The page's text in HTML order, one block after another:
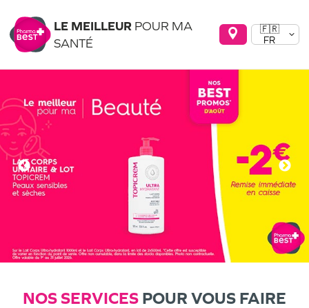
LE MEILLEUR POUR MA
SANTÉ
🇫🇷
FR
NOS SERVICES POUR VOUS FAIRE